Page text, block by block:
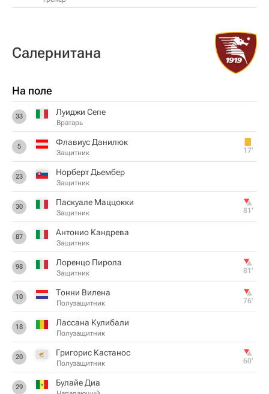
Салернитана
На поле
33 Луиджи Сепе
Вратарь
5 Флавиус Данилюк
Защитник 17‎’‎
23 Норберт Дьембер
Защитник
30 Паскуале Маццокки
Защитник 81‎’‎
87 Антонио Кандрева
Защитник
98 Лоренцо Пирола
Защитник 81‎’‎
10 Тонни Вилена
Полузащитник 76‎’‎
18 Лассана Кулибали
Полузащитник
20 Григорис Кастанос
Полузащитник 60‎’‎
29 Булайе Диа